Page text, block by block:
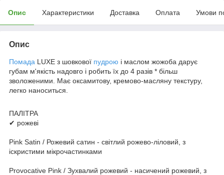
Опис Характеристики Доставка Оплата Умови
Опис
Помада LUXE з шовкової пудрою і маслом жожоба дарує
губам м'якість надовго і робить їх до 4 разів * більш
зволоженими. Має оксамитову, кремово-масляну текстуру,
легко наноситься.
ПАЛІТРА
✔ рожеві
Pink Satin / Рожевий сатин - світлий рожево-ліловий, з
іскристими мікрочастинками
Provocative Pink / Зухвалий рожевий - насичений рожевий, з